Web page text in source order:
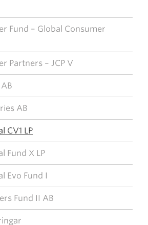
Fund – Global Consumer
Partners – JCP V
AB
CV1 LP
Fund X LP
Evo Fund I
Fund II AB